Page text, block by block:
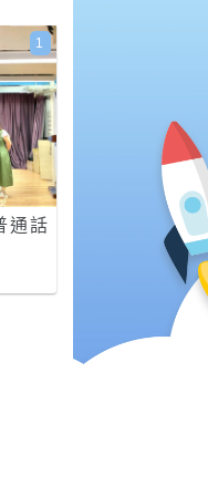
通話
1